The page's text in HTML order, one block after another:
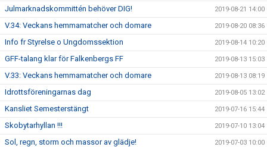
Julmarknadskommittén behöver DIG! 2019-08-21 14:00
V.34: Veckans hemmamatcher och domare 2019-08-20 08:36
Info fr Styrelse o Ungdomssektion 2019-08-14 10:20
GFF-talang klar för Falkenbergs FF 2019-08-13 15:03
V.33: Veckans hemmamatcher och domare 2019-08-13 08:19
Idrottsföreningarnas dag 2019-08-05 13:02
Kansliet Semesterstängt 2019-07-16 15:44
Skobytarhyllan !!! 2019-07-10 13:04
Sol, regn, storm och massor av glädje! 2019-07-03 10:00